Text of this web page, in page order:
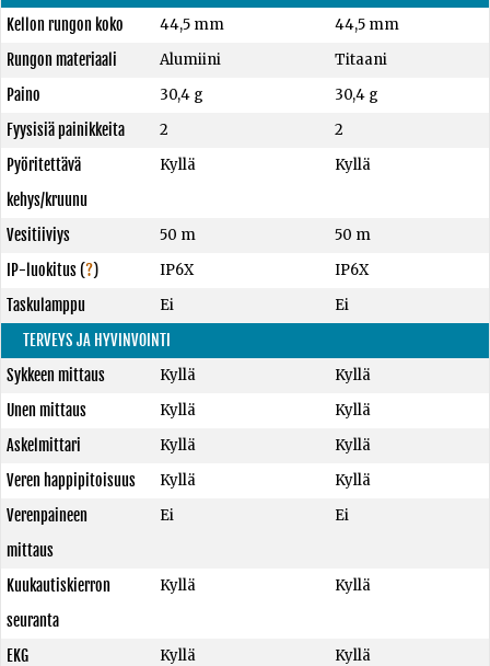
Kellon rungon koko
44,5 mm
44,5 mm
Rungon materiaali
Alumiini
Titaani
Paino
30,4 g
30,4 g
Fyysisiä painikkeita
2
2
Pyöritettävä
kehys/kruunu
Kyllä Kyllä
Vesitiiviys 50 m
50 m
IP-luokitus(?) IP6X
IP6X
Taskulamppu
Ei
Ei
TERVEYS JA HYVINVOINTI
Sykkeen mittaus
Kyllä
Kyllä
Unen mittaus
Kyllä
Kyllä
Askelmittari
Kyllä
Kyllä
Veren happipitoisuus
Kyllä
Kyllä
Verenpaineen
mittaus
Ei Ei
Kuukautiskierron
seuranta
Kyllä Kyllä
EKG Kyllä
Kyllä